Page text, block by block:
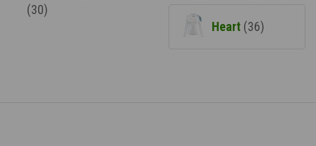
(30)
Heart (36)